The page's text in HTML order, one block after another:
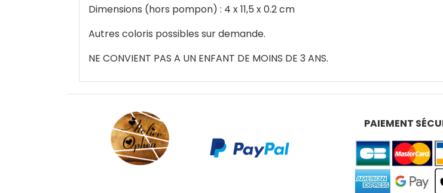
Dimensions (hors pompon) : 4 x 11,5 x 0.2 cm
Autres coloris possibles sur demande.
NE CONVIENT PAS A UN ENFANT DE MOINS DE 3 ANS.
PAIEMENT